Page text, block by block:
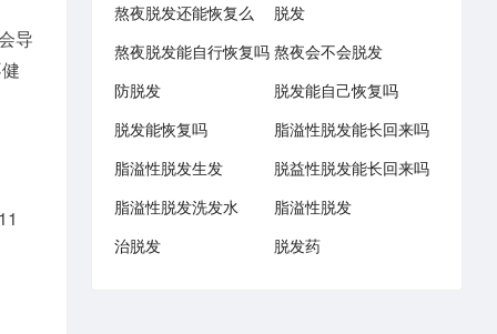
导
熬夜脱发还能恢复么
脱发
熬夜脱发能自行恢复吗 熬夜会不会脱发
防脱发
脱发能自己恢复吗
脱发能恢复吗
脂溢性脱发能长回来吗
脂溢性脱发生发
脱益性脱发能长回来吗
脂溢性脱发洗发水
脂溢性脱发
治脱发
脱发药